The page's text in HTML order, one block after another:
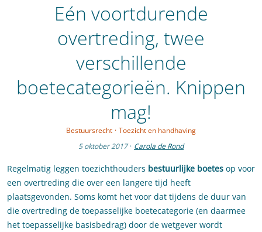
Eén voortdurende
overtreding, twee
verschillende
boetecategorieën. Knippen
mag!
Bestuursrecht · Toezicht en handhaving
5 oktober 2017 · Carola de Rond
Regelmatig leggen toezichthouders bestuurlijke boetes op voor
een overtreding die over een langere tijd heeft
plaatsgevonden. Soms komt het voor dat tijdens de duur van
die overtreding de toepasselijke boetecategorie (en daarmee
het toepasselijke basisbedrag) door de wetgever wordt